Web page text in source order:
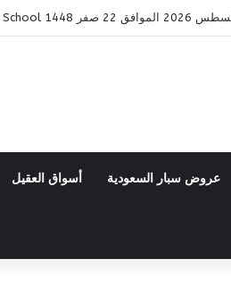
عروض سبار السعودية أسواق العقيل